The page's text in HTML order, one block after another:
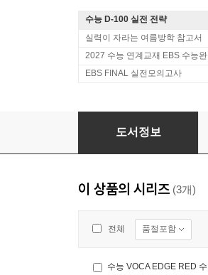
수능 D-100 실전 전략
실력이 자라는 여름방학 참고서
2027 수능 연계교재 EBS 수능
EBS FINAL 실전모의고사
NEW VOCA EDGE
도서정보
이 상품의 시리즈 (3개)
전체 품절포함
수능 VOCA EDGE RED